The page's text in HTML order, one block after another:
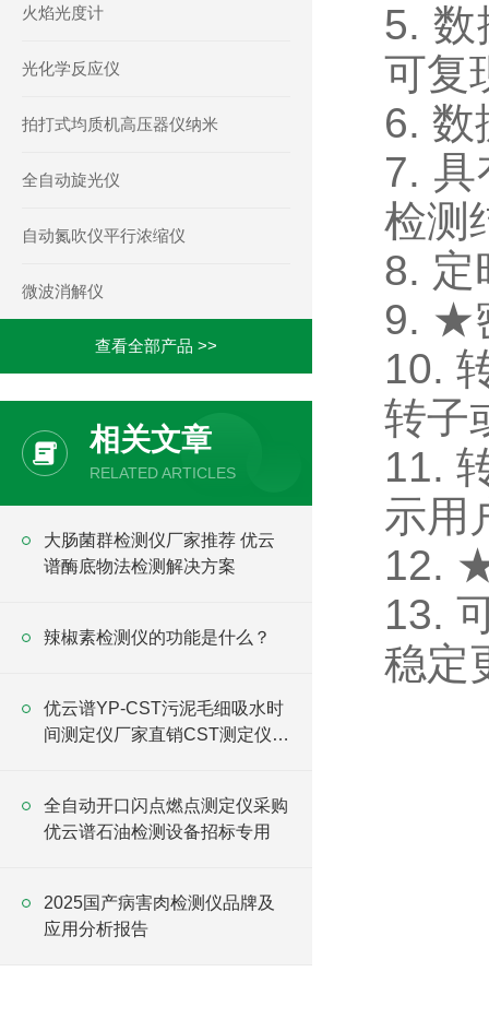
5. 数
可复
6. 数
7.
检测
8. 定
9. ★
10.
转子
11.
示用
12.
13.
稳定
火焰光度计
光化学反应仪
拍打式均质机高压器仪纳米
全自动旋光仪
自动氮吹仪平行浓缩仪
微波消解仪
查看全部产品 >>
相关文章
RELATED ARTICLES
大肠菌群检测仪厂家推荐 优云
谱酶底物法检测解决方案
辣椒素检测仪的功能是什么？
优云谱YP-CST污泥毛细吸水时
间测定仪厂家直销CST测定仪_
全自动开口闪点燃点测定仪采购
优云谱石油检测设备招标专用
2025国产病害肉检测仪品牌及
应用分析报告